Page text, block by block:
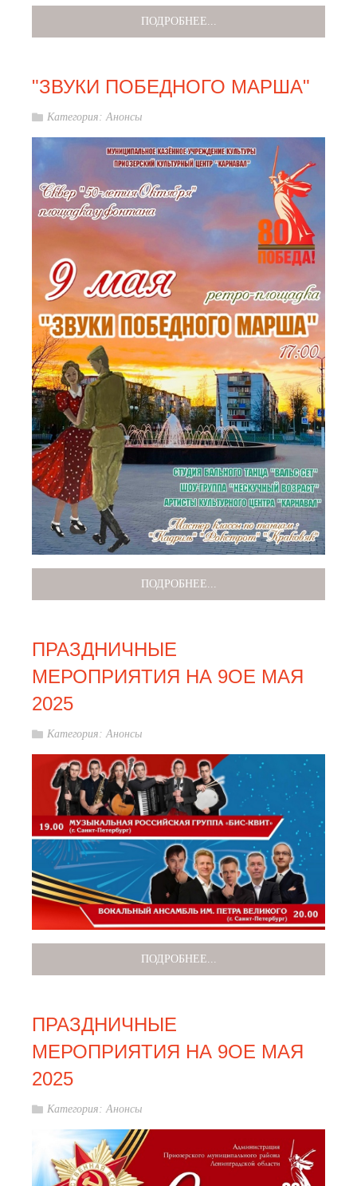
ПОДРОБНЕЕ...
"ЗВУКИ ПОБЕДНОГО МАРША"
Категория: Анонсы
ПОДРОБНЕЕ...
ПРАЗДНИЧНЫЕ
МЕРОПРИЯТИЯ НА 9ОЕ МАЯ
2025
Категория: Анонсы
ПОДРОБНЕЕ...
ПРАЗДНИЧНЫЕ
МЕРОПРИЯТИЯ НА 9ОЕ МАЯ
2025
Категория: Анонсы